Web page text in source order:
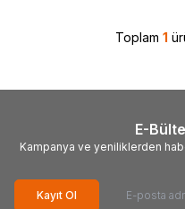
Toplam 1
E-
Kampanya ve yeniliklerden
Kayıt Ol